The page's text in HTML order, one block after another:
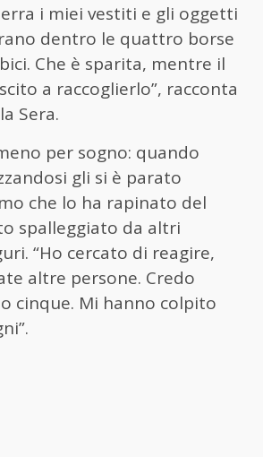
i miei vestiti e gli oggetti
dentro le quattro borse
Che è sparita, mentre il
a raccoglierlo”, racconta
Sera.
per sogno: quando
gli si è parato
che lo ha rapinato del
spalleggiato da altri
“Ho cercato di reagire,
altre persone. Credo
cinque. Mi hanno colpito